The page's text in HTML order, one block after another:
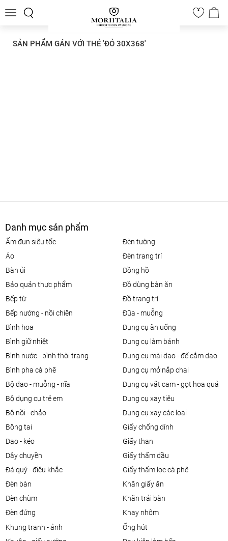
Toggle
0
SẢN PHẨM GÁN VỚI THẺ 'ĐỎ 30X368'
Danh mục sản phẩm
ấm đun siêu tốc
áo
bàn ủi
bảo quản thực phẩm
bếp từ
bếp nướng - nồi chiên
bình hoa
bình giữ nhiệt
bình nước - bình thời trang
bình pha cà phê
bộ dao - muỗng - nĩa
bộ dụng cụ trẻ em
bộ nồi - chảo
bông tai
dao - kéo
dây chuyền
đá quý - điêu khắc
đèn bàn
đèn chùm
đèn đứng
đèn tường
đèn trang trí
đồng hồ
đồ dùng bàn ăn
đồ trang trí
đũa - muỗng
dụng cụ ăn uống
dụng cụ làm bánh
dụng cụ mài dao - đế cắm dao
dụng cụ mở nắp chai
dụng cụ vắt cam - gọt hoa quả
dụng cụ xay tiêu
dụng cụ xay các loại
giấy chống dính
giấy than
giấy thấm dầu
giấy thấm lọc cà phê
khăn giấy ăn
khăn trải bàn
khay nhôm
khung tranh - ảnh
ống hút